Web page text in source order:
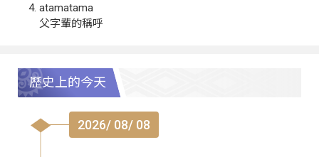
atamatama
父字輩的稱呼
歷史上的今天
2026/ 08/ 08